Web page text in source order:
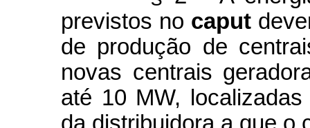
previstos no caput
de produção de
novas centrais
até 10 MW,
da distribuidora a que o